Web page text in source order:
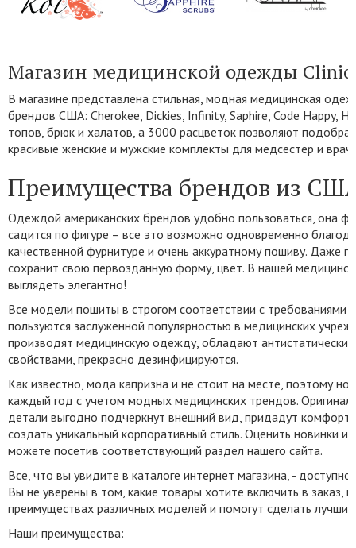
Магазин медицинской одежды
В магазине представлена стильная, модная медицинская
брендов США: Cherokee, Dickies, Infinity, Saphire, Code Happy,
топов, брюк и халатов, а 3000 расцветок позволяют
красивые женские и мужские комплекты для медсестер и
Преимущества брендов из
Одеждой американских брендов удобно пользоваться, она
садится по фигуре – все это возможно одновременно
качественной фурнитуре и очень аккуратному пошиву. Даже
сохранит свою первозданную форму, цвет. В нашей
выглядеть элегантно!
Все модели пошиты в строгом соответствии с требованиями
пользуются заслуженной популярностью в медицинских
производят медицинскую одежду, обладают
свойствами, прекрасно дезинфицируются.
Как известно, мода капризна и не стоит на месте, поэтому
каждый год с учетом модных медицинских трендов.
детали выгодно подчеркнут внешний вид, придадут
создать уникальный корпоративный стиль. Оценить новинки
можете посетив соответствующий раздел нашего сайта.
Все, что вы увидите в каталоге интернет магазина, -
Вы не уверены в том, какие товары хотите включить в заказ,
преимуществах различных моделей и помогут сделать
Наши преимущества: